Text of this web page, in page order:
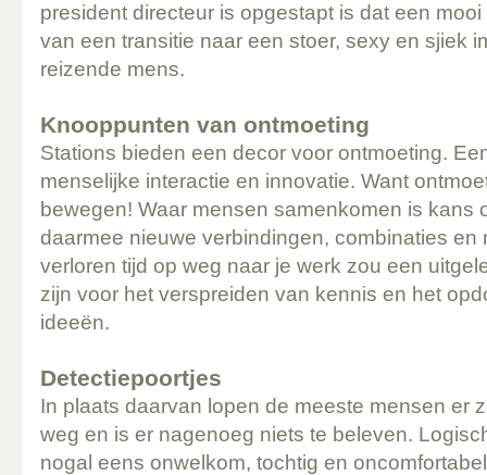
president directeur is opgestapt is dat een
van een transitie naar een stoer, sexy en sjiek
reizende mens.
Knooppunten van ontmoeting
Stations bieden een decor voor ontmoeting.
menselijke interactie en innovatie. Want
bewegen! Waar mensen samenkomen is kans
daarmee nieuwe verbindingen, combinaties en
verloren tijd op weg naar je werk zou een
zijn voor het verspreiden van kennis en het
ideeën.
Detectiepoortjes
In plaats daarvan lopen de meeste mensen er
weg en is er nagenoeg niets te beleven.
nogal eens onwelkom, tochtig en